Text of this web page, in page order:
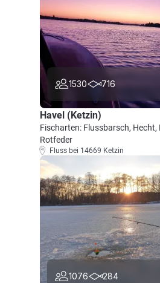
1530 716
Havel (Ketzin)
Fischarten: Flussbarsch, Hecht,
Rotfeder
Fluss bei 14669 Ketzin
1076 284